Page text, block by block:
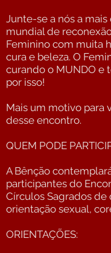
Junte-se a nós a
mundial de
Feminino com muita
cura e beleza. O
curando o MUNDO e
por isso!
Mais um motivo para
desse encontro.
QUEM PODE
A Bênção
participantes do
Círculos Sagrados de
orientação sexual,
ORIENTAÇÕES: